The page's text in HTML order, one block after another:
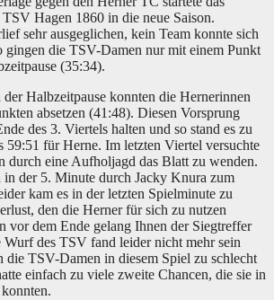
Hagen 1860 in die neue Saison.
sehr ausgeglichen, kein Team konnte sich
gingen die TSV-Damen nur mit einem Punkt
(35:34).
Halbzeitpause konnten die Hernerinnen
absetzen (41:48). Diesen Vorsprung
des 3. Viertels halten und so stand es zu
59:51 für Herne. Im letzten Viertel versuchte
durch eine Aufholjagd das Blatt zu wenden.
in der 5. Minute durch Jacky Knura zum
kam es in der letzten Spielminute zu
den die Herner für sich zu nutzen
vor dem Ende gelang Ihnen der Siegtreffer
des TSV fand leider nicht mehr sein
die TSV-Damen in diesem Spiel zu schlecht
einfach zu viele zweite Chancen, die sie in